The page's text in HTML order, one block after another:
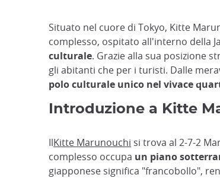
Situato nel cuore di Tokyo, Kitte
complesso, ospitato all'interno della
culturale. Grazie alla sua posizione
gli abitanti che per i turisti. Dalle
polo culturale unico nel vivace
Introduzione a Kitte
IlKitte Marunouchi si trova al 2-7-2
complesso occupa un piano
giapponese significa "francobollo",